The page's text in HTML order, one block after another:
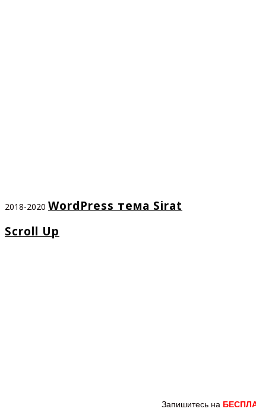
2018-2020 WordPress тема Sirat
Scroll Up
Запишитесь на